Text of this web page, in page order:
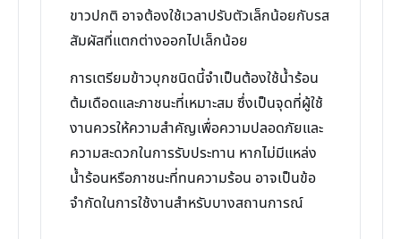
ขาวปกติ อาจต้องใช้เวลาปรับตัวเล็กน้อยกับรส
สัมผัสที่แตกต่างออกไปเล็กน้อย
การเตรียมข้าวบุกชนิดนี้จำเป็นต้องใช้น้ำร้อน
ต้มเดือดและภาชนะที่เหมาะสม ซึ่งเป็นจุดที่ผู้ใช้
งานควรให้ความสำคัญเพื่อความปลอดภัยและ
ความสะดวกในการรับประทาน หากไม่มีแหล่ง
น้ำร้อนหรือภาชนะที่ทนความร้อน อาจเป็นข้อ
จำกัดในการใช้งานสำหรับบางสถานการณ์